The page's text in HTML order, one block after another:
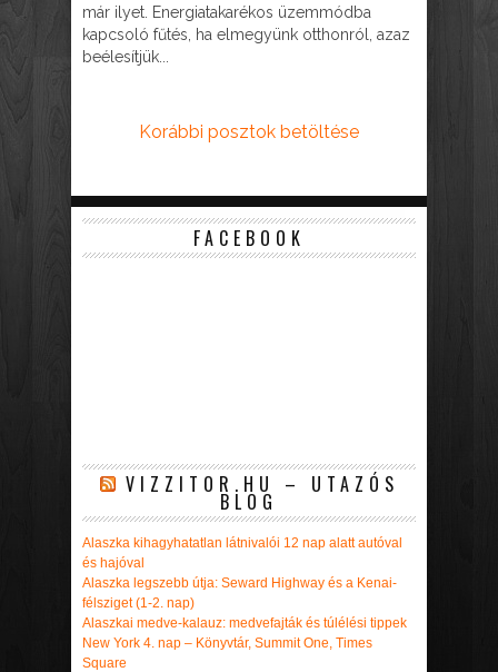
már ilyet. Energiatakarékos üzemmódba
kapcsoló fűtés, ha elmegyünk otthonról, azaz
beélesítjük...
Korábbi posztok betöltése
FACEBOOK
VIZZITOR.HU – UTAZÓS
BLOG
Alaszka kihagyhatatlan látnivalói 12 nap alatt autóval
és hajóval
Alaszka legszebb útja: Seward Highway és a Kenai-
félsziget (1-2. nap)
Alaszkai medve-kalauz: medvefajták és túlélési tippek
New York 4. nap – Könyvtár, Summit One, Times
Square